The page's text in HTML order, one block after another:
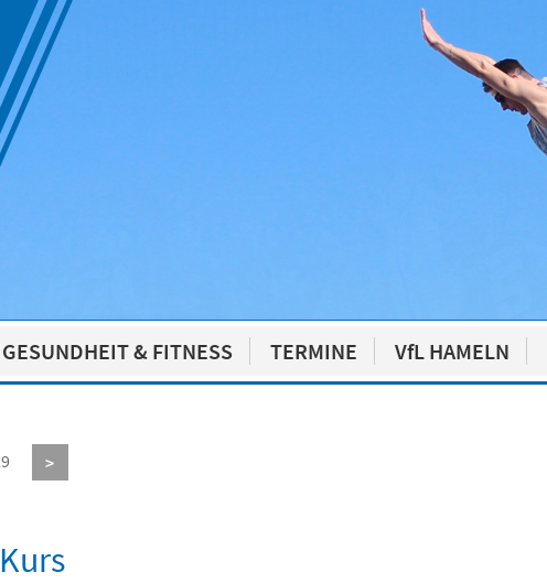
GESUNDHEIT & FITNESS TERMINE VfL HAMELN
>